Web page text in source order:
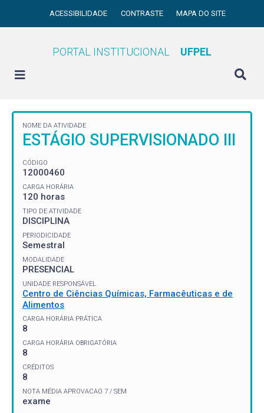
ACESSIBILIDADE CONTRASTE MAPA DO SITE
PORTAL INSTITUCIONAL UFPEL
NOME DA ATIVIDADE
ESTÁGIO SUPERVISIONADO III
CÓDIGO
12000460
CARGA HORÁRIA
120 horas
TIPO DE ATIVIDADE
DISCIPLINA
PERIODICIDADE
Semestral
MODALIDADE
PRESENCIAL
UNIDADE RESPONSÁVEL
Centro de Ciências Químicas, Farmacêuticas e de
Alimentos
CARGA HORÁRIA PRÁTICA
8
CARGA HORÁRIA OBRIGATÓRIA
8
CRÉDITOS
8
NOTA MÉDIA APROVACAO 7 / SEM
exame